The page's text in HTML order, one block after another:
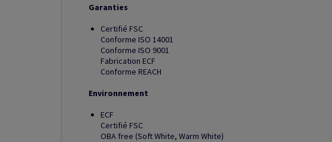
Garanties
Certifié FSC
Conforme ISO 14001
Conforme ISO 9001
Fabrication ECF
Conforme REACH
Environnement
ECF
Certifié FSC
OBA free (Soft White, Warm White)